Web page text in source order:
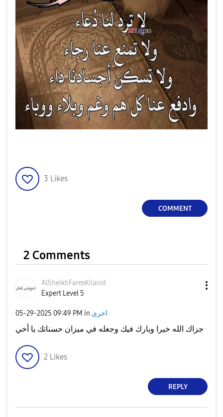
3 Likes
COMMENT
2 Comments
AlSheikhFaresKilanid
Expert Level 5
‎05-29-2025 09:49 PM in اخرى
جزاك الله خيرا وبارك فيك وجعله في ميزان حسناتك يا أخي
2 Likes
REPLY